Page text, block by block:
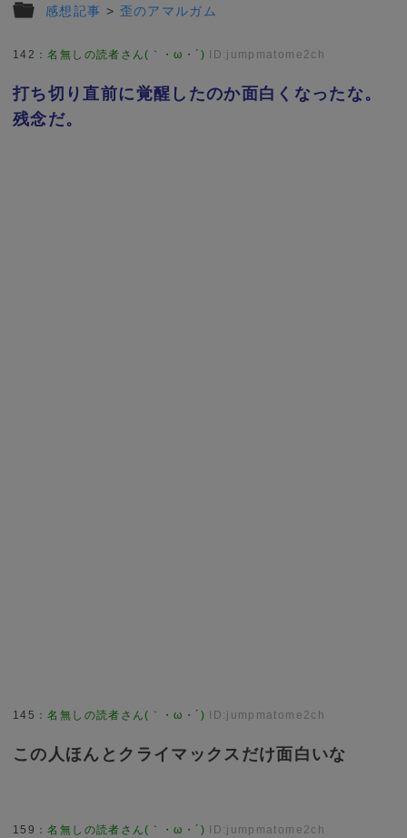
感想記事 > 歪のアマルガム
142 ：名無しの読者さん(｀・ω・´) ID:jumpmatome2ch
打ち切り直前に覚醒したのか面白くなったな。
残念だ。
145 ：名無しの読者さん(｀・ω・´) ID:jumpmatome2ch
この人ほんとクライマックスだけ面白いな
159 ：名無しの読者さん(｀・ω・´) ID:jumpmatome2ch